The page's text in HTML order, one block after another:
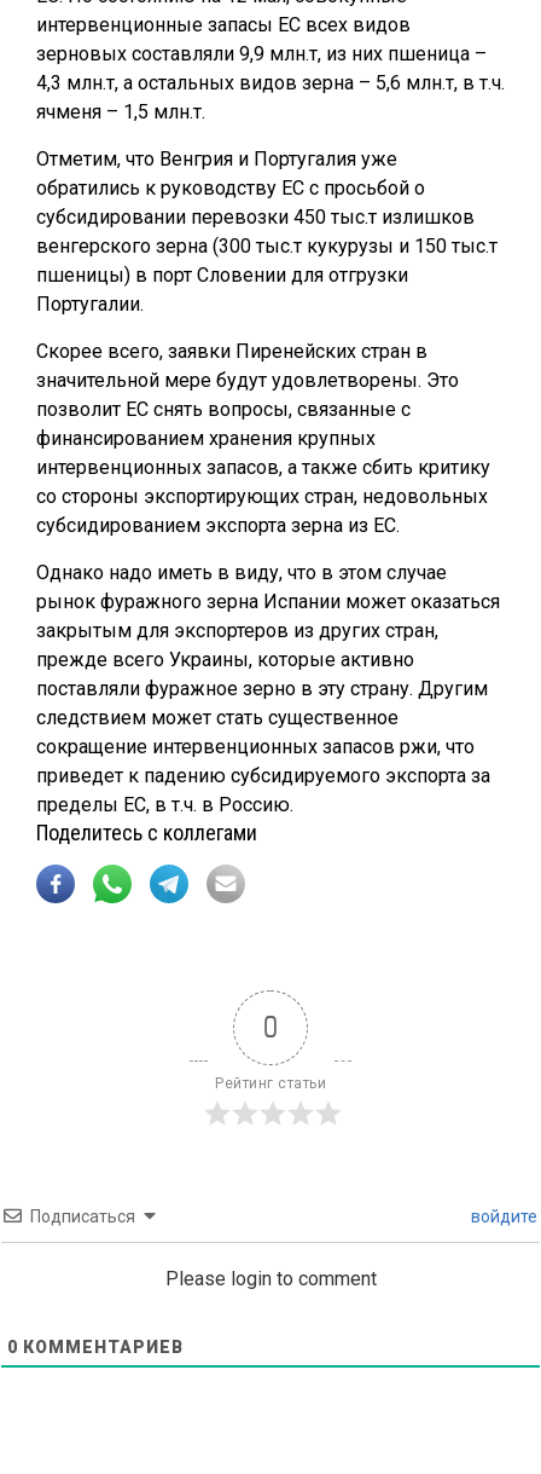
интервенционные запасы ЕС всех видов
зерновых составляли 9,9 млн.т, из них пшеница –
4,3 млн.т, а остальных видов зерна – 5,6 млн.т, в т.ч.
ячменя – 1,5 млн.т.
Отметим, что Венгрия и Португалия уже
обратились к руководству ЕС с просьбой о
субсидировании перевозки 450 тыс.т излишков
венгерского зерна (300 тыс.т кукурузы и 150 тыс.т
пшеницы) в порт Словении для отгрузки
Португалии.
Скорее всего, заявки Пиренейских стран в
значительной мере будут удовлетворены. Это
позволит ЕС снять вопросы, связанные с
финансированием хранения крупных
интервенционных запасов, а также сбить критику
со стороны экспортирующих стран, недовольных
субсидированием экспорта зерна из ЕС.
Однако надо иметь в виду, что в этом случае
рынок фуражного зерна Испании может оказаться
закрытым для экспортеров из других стран,
прежде всего Украины, которые активно
поставляли фуражное зерно в эту страну. Другим
следствием может стать существенное
сокращение интервенционных запасов ржи, что
приведет к падению субсидируемого экспорта за
пределы ЕС, в т.ч. в Россию.
Поделитесь с коллегами
0
Рейтинг статьи
Подписаться войдите
Please login to comment
0 КОММЕНТАРИЕВ